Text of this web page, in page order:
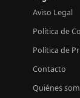
Aviso Legal
Política de
Política de
Contacto
Quiénes